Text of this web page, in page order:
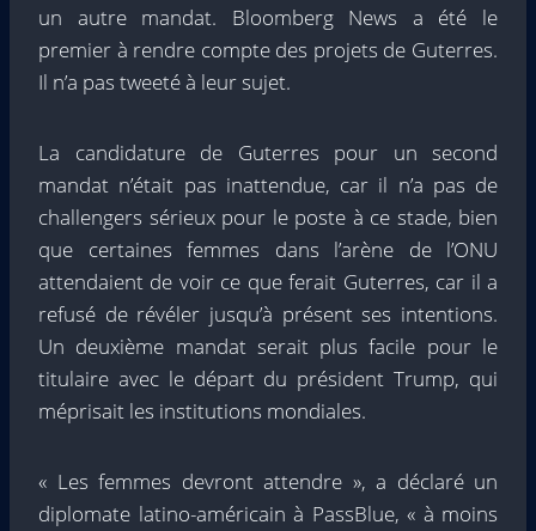
un autre mandat. Bloomberg News a été le
premier à rendre compte des projets de Guterres.
Il n’a pas tweeté à leur sujet.
La candidature de Guterres pour un second
mandat n’était pas inattendue, car il n’a pas de
challengers sérieux pour le poste à ce stade, bien
que certaines femmes dans l’arène de l’ONU
attendaient de voir ce que ferait Guterres, car il a
refusé de révéler jusqu’à présent ses intentions.
Un deuxième mandat serait plus facile pour le
titulaire avec le départ du président Trump, qui
méprisait les institutions mondiales.
« Les femmes devront attendre », a déclaré un
diplomate latino-américain à PassBlue, « à moins